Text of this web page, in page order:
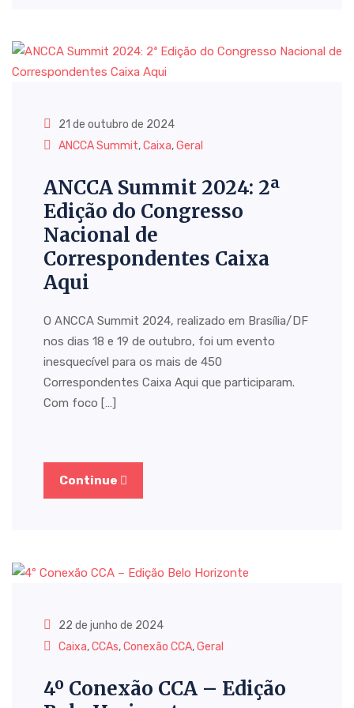
21 de outubro de 2024
ANCCA Summit,Caixa,Geral
ANCCA Summit 2024: 2ª
Edição do Congresso
Nacional de
Correspondentes Caixa
Aqui
O ANCCA Summit 2024, realizado em Brasília/DF
nos dias 18 e 19 de outubro, foi um evento
inesquecível para os mais de 450
Correspondentes Caixa Aqui que participaram.
Com foco […]
Continue
22 de junho de 2024
Caixa,CCAs,Conexão CCA,Geral
4º Conexão CCA – Edição